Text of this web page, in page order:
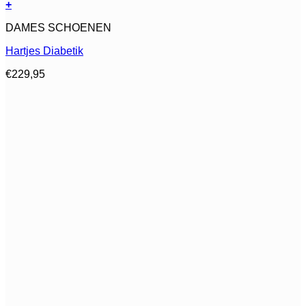
+
product
meerdere
Deze
DAMES SCHOENEN
Hartjes Diabetik
€229,95